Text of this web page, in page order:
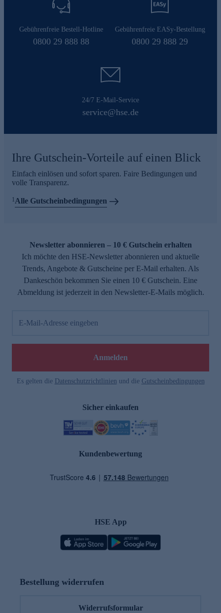
Gebührenfreie Bestell-Hotline
0800 29 888 88
Gebührenfreie EASy-Bestellung
0800 29 888 29
24/7 E-Mail-Service
service@hse.de
Ihre Gutschein-Vorteile auf einen Blick
Einfach einlösen und sofort sparen. Faire Bedingungen und
volle Transparenz.
1 Alle Gutscheinbedingungen
Newsletter abonnieren – 10 € Gutschein erhalten
Ich möchte den HSE-Newsletter abonnieren und aktuelle
Trends, Angebote & Gutscheine per E-Mail erhalten. Als
Dankeschön bekommen Sie einen 10 € Gutschein. Eine
Abmeldung ist jederzeit in den Newsletter-E-Mails möglich.
E-Mail-Adresse eingeben
Anmelden
Es gelten die Datenschutzrichtlinien und die Gutscheinbedingungen
Sicher einkaufen
Kundenbewertung
HSE App
Bestellung widerrufen
Widerrufsformular